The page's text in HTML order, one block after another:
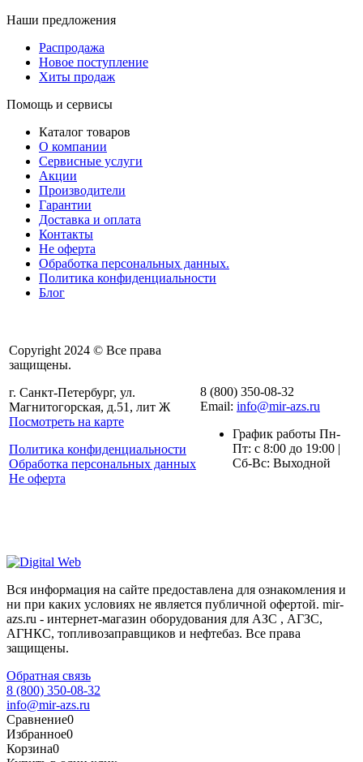
Наши предложения
Распродажа
Новое поступление
Хиты продаж
Помощь и сервисы
Каталог товаров
О компании
Сервисные услуги
Акции
Производители
Гарантии
Доставка и оплата
Контакты
Не оферта
Обработка персональных данных.
Политика конфиденциальности
Блог
Copyright 2024 © Все права
защищены.
г. Санкт-Петербург, ул.
Магнитогорская, д.51, лит Ж
Посмотреть на карте
Политика конфиденциальности
Обработка персональных данных
Не оферта
8 (800) 350-08-32
Email: info@mir-azs.ru
График работы Пн-
Пт: с 8:00 до 19:00 |
Сб-Вс: Выходной
Вся информация на сайте предоставлена для ознакомления и
ни при каких условиях не является публичной офертой. mir-
azs.ru - интернет-магазин оборудования для АЗС , АГЗС,
АГНКС, топливозаправщиков и нефтебаз. Все права
защищены.
Обратная связь
8 (800) 350-08-32
info@mir-azs.ru
Сравнение0
Избранное0
Корзина0